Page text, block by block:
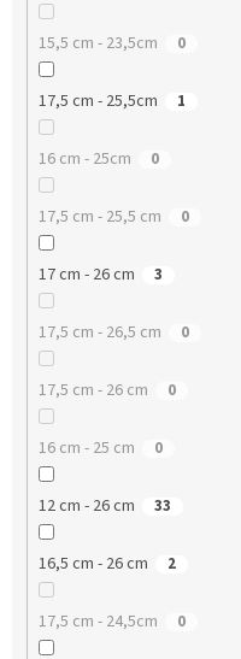
15,5 cm - 23,5cm 0
17,5 cm - 25,5cm 1
16 cm - 25cm 0
17,5 cm - 25,5 cm 0
17 cm - 26 cm 3
17,5 cm - 26,5 cm 0
17,5 cm - 26 cm 0
16 cm - 25 cm 0
12 cm - 26 cm 33
16,5 cm - 26 cm 2
17,5 cm - 24,5cm 0